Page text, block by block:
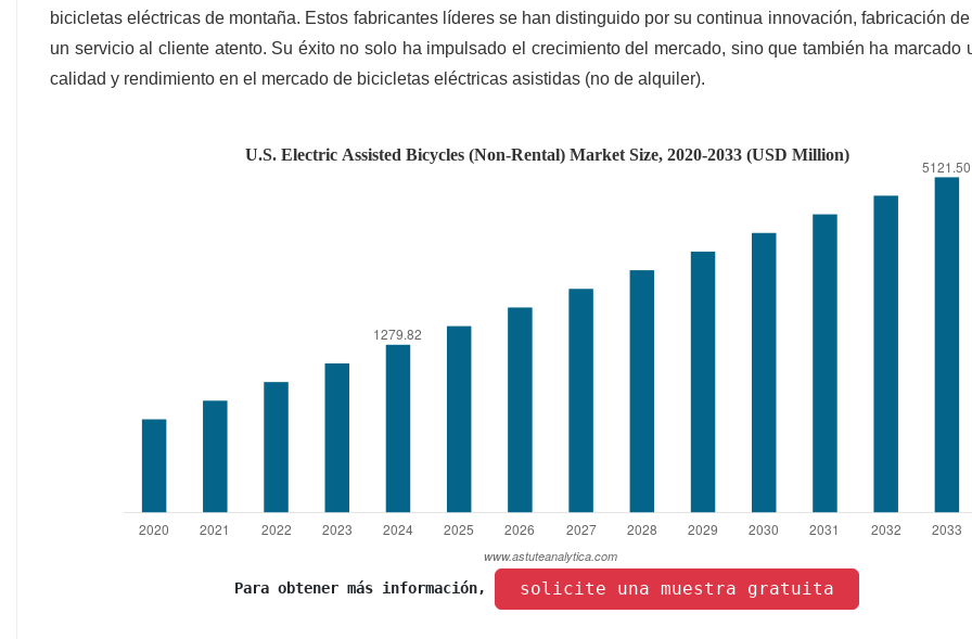
bicicletas eléctricas de montaña. Estos fabricantes líderes se han distinguido por su continua innovación, fabricación
un servicio al cliente atento. Su éxito no solo ha impulsado el crecimiento del mercado, sino que también ha marcado
calidad y rendimiento en el mercado de bicicletas eléctricas asistidas (no de alquiler).
Para obtener más información, solicite una muestra gratuita